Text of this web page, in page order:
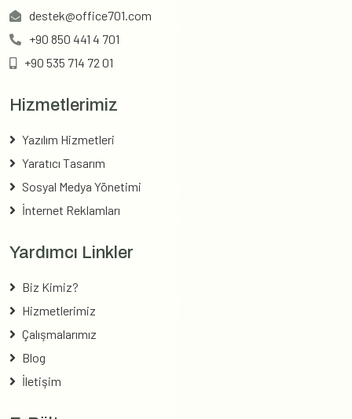
destek@office701.com
+90 850 441 4 701
+90 535 714 72 01
Hizmetlerimiz
Yazılım Hizmetleri
Yaratıcı Tasarım
Sosyal Medya Yönetimi
İnternet Reklamları
Yardımcı Linkler
Biz Kimiz?
Hizmetlerimiz
Çalışmalarımız
Blog
İletişim